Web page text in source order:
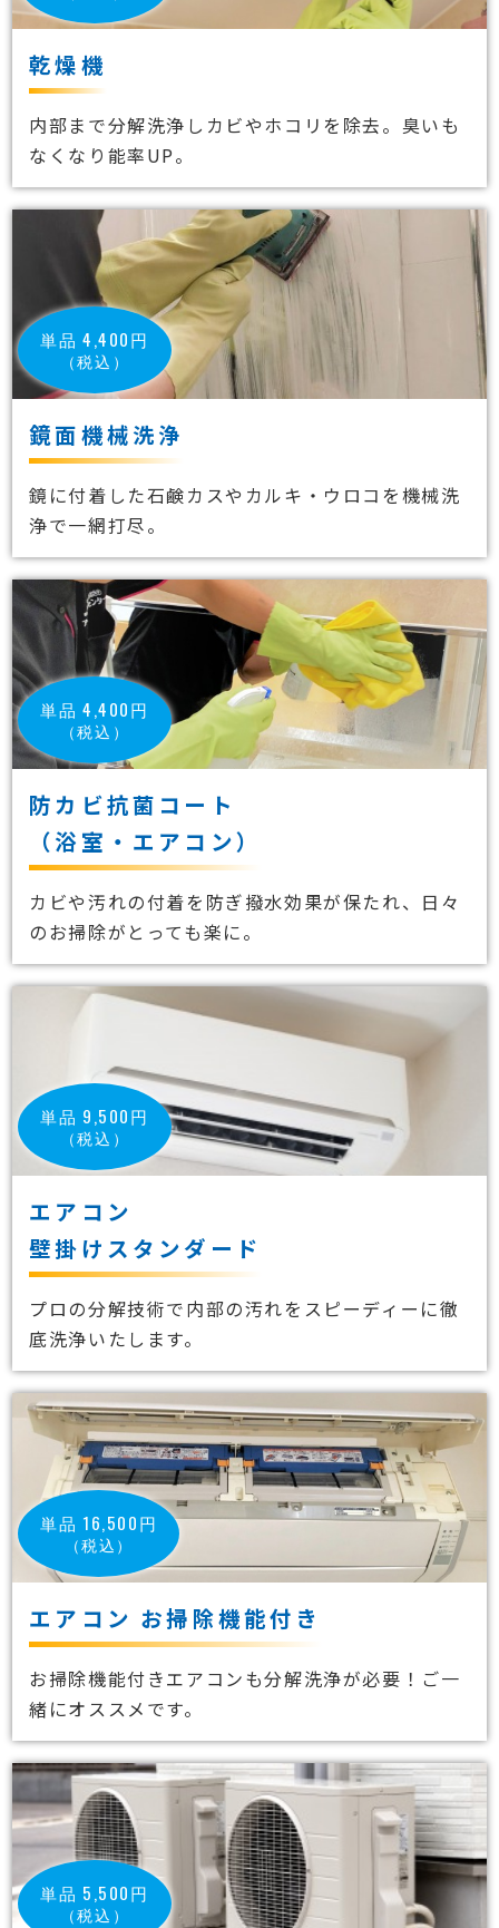
乾燥機
内部まで分解洗浄しカビやホコリを除去。臭いも
なくなり能率UP。
単品 4,400円
（税込）
鏡面機械洗浄
鏡に付着した石鹸カスやカルキ・ウロコを機械洗
浄で一網打尽。
単品 4,400円
（税込）
防カビ抗菌コート
（浴室・エアコン）
カビや汚れの付着を防ぎ撥水効果が保たれ、日々
のお掃除がとっても楽に。
単品 9,500円
（税込）
エアコン
壁掛けスタンダード
プロの分解技術で内部の汚れをスピーディーに徹
底洗浄いたします。
単品 16,500円
（税込）
エアコン お掃除機能付き
お掃除機能付きエアコンも分解洗浄が必要！ご一
緒にオススメです。
単品 5,500円
（税込）